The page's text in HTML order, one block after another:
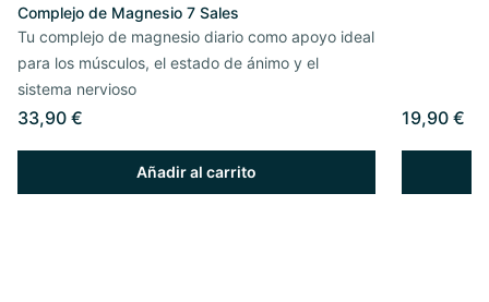
Complejo de Magnesio 7 Sales
Tu complejo de magnesio diario como apoyo ideal
para los músculos, el estado de ánimo y el
sistema nervioso
33,90 €
Añadir al carrito
19,90 €